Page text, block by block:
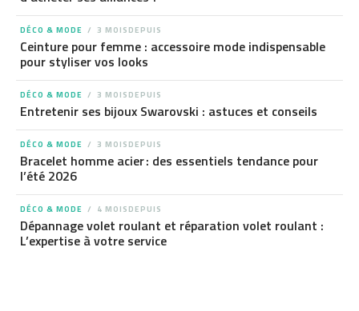
DÉCO & MODE 3 MOISDEPUIS
Ceinture pour femme : accessoire mode indispensable
pour styliser vos looks
DÉCO & MODE 3 MOISDEPUIS
Entretenir ses bijoux Swarovski : astuces et conseils
DÉCO & MODE 3 MOISDEPUIS
Bracelet homme acier : des essentiels tendance pour
l’été 2026
DÉCO & MODE 4 MOISDEPUIS
Dépannage volet roulant et réparation volet roulant :
L’expertise à votre service